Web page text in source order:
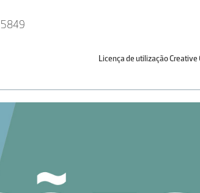
5849
Licença de utilização Creative